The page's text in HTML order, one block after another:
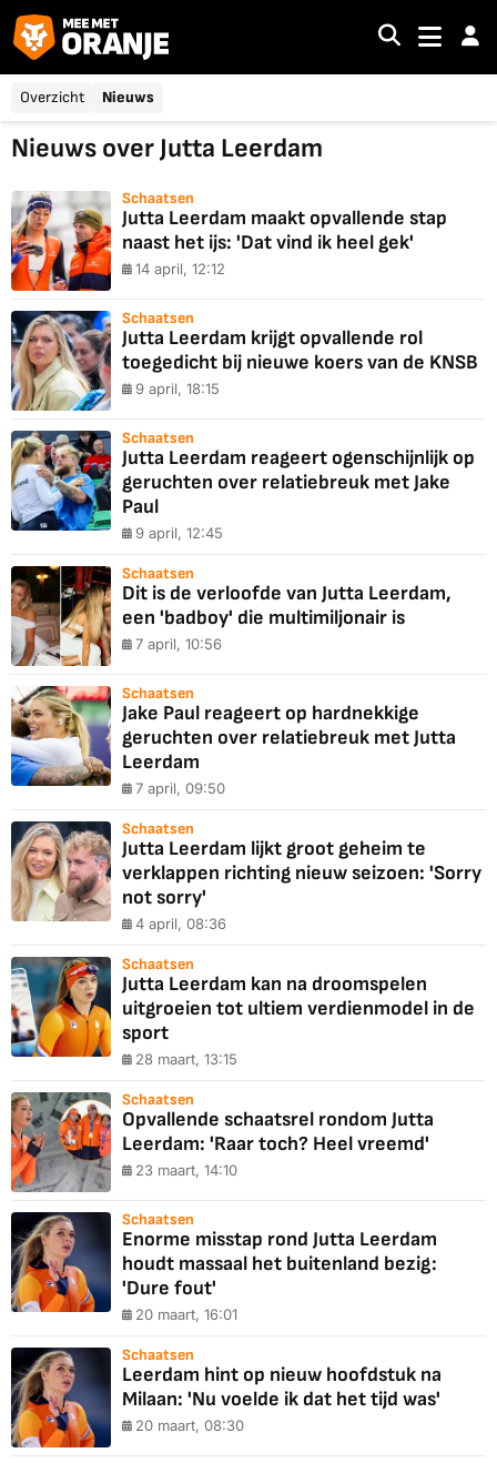
Overzicht Nieuws
Nieuws over Jutta Leerdam
Schaatsen
Jutta Leerdam maakt opvallende stap
naast het ijs: 'Dat vind ik heel gek'
14 april, 12:12
Schaatsen
Jutta Leerdam krijgt opvallende rol
toegedicht bij nieuwe koers van de KNSB
9 april, 18:15
Schaatsen
Jutta Leerdam reageert ogenschijnlijk op
geruchten over relatiebreuk met Jake
Paul
9 april, 12:45
Schaatsen
Dit is de verloofde van Jutta Leerdam,
een 'badboy' die multimiljonair is
7 april, 10:56
Schaatsen
Jake Paul reageert op hardnekkige
geruchten over relatiebreuk met Jutta
Leerdam
7 april, 09:50
Schaatsen
Jutta Leerdam lijkt groot geheim te
verklappen richting nieuw seizoen: 'Sorry
not sorry'
4 april, 08:36
Schaatsen
Jutta Leerdam kan na droomspelen
uitgroeien tot ultiem verdienmodel in de
sport
28 maart, 13:15
Schaatsen
Opvallende schaatsrel rondom Jutta
Leerdam: 'Raar toch? Heel vreemd'
23 maart, 14:10
Schaatsen
Enorme misstap rond Jutta Leerdam
houdt massaal het buitenland bezig:
'Dure fout'
20 maart, 16:01
Schaatsen
Leerdam hint op nieuw hoofdstuk na
Milaan: 'Nu voelde ik dat het tijd was'
20 maart, 08:30